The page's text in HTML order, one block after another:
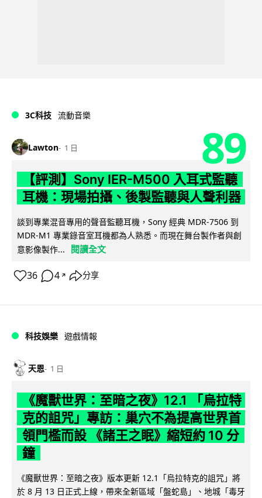
3C科技 流動音樂
Lawton 1 日 89
【評測】Sony IER-M500 入耳式監聽
耳機：現場拍攝、後製監聽與人聲利器
談到專業混音專用的聲音監聽耳機，Sony 經典 MDR-7506 到
MDR-M1 專業錄音室耳機都為人熟悉。而現在舞台製作者與創
意影像製作...
閱讀全文
36 4 ↗ 分享
科技娛樂 遊戲情報
天恩 1 日
《魔獸世界：至暗之夜》12.1 「烏拉特
克的詛咒」專訪：巢穴不為提高世界首
領門檻而設 《諸王之眠》縮短約 10 分
鐘
《魔獸世界：至暗之夜》版本更新 12.1「烏拉特克的詛咒」將
於 8 月 13 日正式上線，帶來全新區域「盤蛇島」、地城「毒牙